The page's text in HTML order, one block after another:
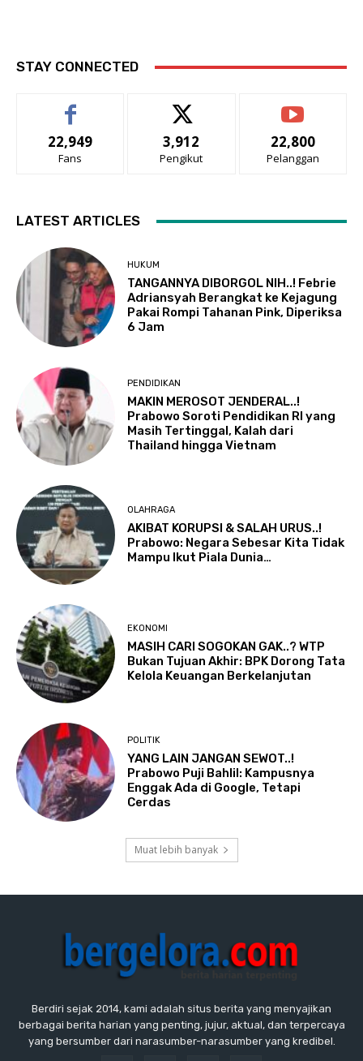
STAY CONNECTED
22,949
Fans
3,912
Pengikut
22,800
Pelanggan
LATEST ARTICLES
HUKUM
TANGANNYA DIBORGOL NIH..! Febrie
Adriansyah Berangkat ke Kejagung
Pakai Rompi Tahanan Pink, Diperiksa
6 Jam
PENDIDIKAN
MAKIN MEROSOT JENDERAL..!
Prabowo Soroti Pendidikan RI yang
Masih Tertinggal, Kalah dari
Thailand hingga Vietnam
OLAHRAGA
AKIBAT KORUPSI & SALAH URUS..!
Prabowo: Negara Sebesar Kita Tidak
Mampu Ikut Piala Dunia…
EKONOMI
MASIH CARI SOGOKAN GAK..? WTP
Bukan Tujuan Akhir: BPK Dorong Tata
Kelola Keuangan Berkelanjutan
POLITIK
YANG LAIN JANGAN SEWOT..!
Prabowo Puji Bahlil: Kampusnya
Enggak Ada di Google, Tetapi
Cerdas
Muat lebih banyak
Berdiri sejak 2014, kami adalah situs berita yang menyajikan
berbagai berita harian yang penting, jujur, aktual, dan terpercaya
yang bersumber dari narasumber-narasumber yang kredibel.